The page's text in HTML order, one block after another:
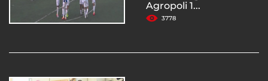
Agropoli 1...
3778